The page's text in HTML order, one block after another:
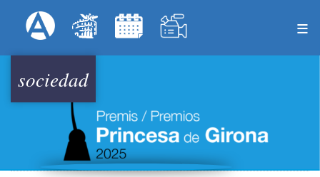
al
Menú Superior
sociedad